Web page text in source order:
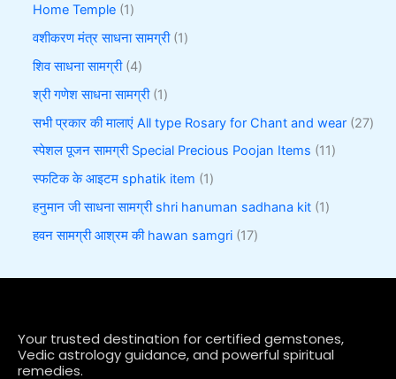
Home Temple 1
वशीकरण मंत्र साधना सामग्री 1
शिव साधना सामग्री 4
श्री गणेश साधना सामग्री 1
सभी प्रकार की मालाएं All type Rosary for Chant and wear 27
स्पेशल पूजन सामग्री Special Precious Poojan Items 11
स्फटिक के आइटम sphatik item 1
हनुमान जी साधना सामग्री shri hanuman sadhana kit 1
हवन सामग्री आश्रम की hawan samgri 17
Your trusted destination for certified gemstones,
Vedic astrology guidance, and powerful spiritual
remedies.